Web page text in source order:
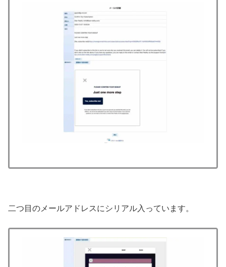
二つ目のメールアドレスにシリアル入っています。